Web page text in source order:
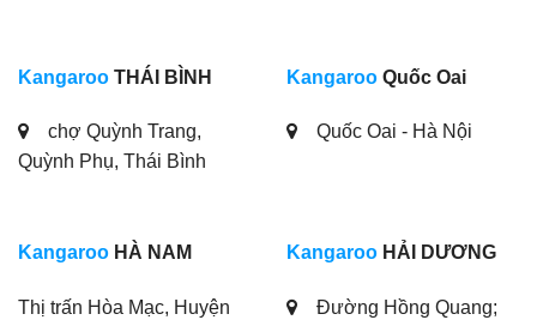
Kangaroo THÁI BÌNH
chợ Quỳnh Trang,
Quỳnh Phụ, Thái Bình
Kangaroo Quốc Oai
Quốc Oai - Hà Nội
Kangaroo HÀ NAM
Thị trấn Hòa Mạc, Huyện
Kangaroo HẢI DƯƠNG
Đường Hồng Quang;